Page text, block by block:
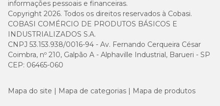
informações pessoais e financeiras.
Copyright 2026. Todos os direitos reservados à Cobasi.
COBASI COMÉRCIO DE PRODUTOS BÁSICOS E
INDUSTRIALIZADOS S.A.
CNPJ 53.153.938/0016-94 - Av. Fernando Cerqueira César
Coimbra, nº 210, Galpão A - Alphaville Industrial, Barueri - SP
CEP: 06465-060
Mapa do site Mapa de categorias Mapa de produtos